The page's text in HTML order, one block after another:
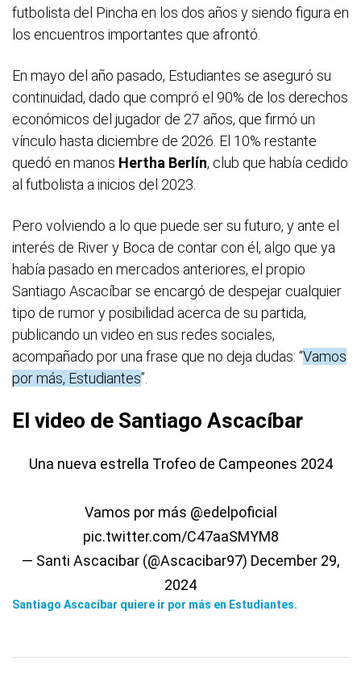
futbolista del Pincha en los dos años y siendo figura en
los encuentros importantes que afrontó.
En mayo del año pasado, Estudiantes se aseguró su
continuidad, dado que compró el 90% de los derechos
económicos del jugador de 27 años, que firmó un
vínculo hasta diciembre de 2026. El 10% restante
quedó en manos Hertha Berlín, club que había cedido
al futbolista a inicios del 2023.
Pero volviendo a lo que puede ser su futuro, y ante el
interés de River y Boca de contar con él, algo que ya
había pasado en mercados anteriores, el propio
Santiago Ascacíbar se encargó de despejar cualquier
tipo de rumor y posibilidad acerca de su partida,
publicando un video en sus redes sociales,
acompañado por una frase que no deja dudas: “Vamos
por más, Estudiantes”.
El video de Santiago Ascacíbar
Una nueva estrella Trofeo de Campeones 2024
Vamos por más @edelpoficial
pic.twitter.com/C47aaSMYM8
— Santi Ascacibar (@Ascacibar97) December 29,
2024
Santiago Ascacíbar quiere ir por más en Estudiantes.